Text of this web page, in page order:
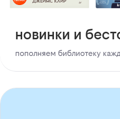
новинки и
пополняем библиотеку